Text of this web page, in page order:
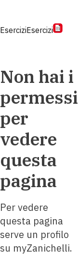
EserciziEsercizi
Non hai i
permessi
per
vedere
questa
pagina
Per vedere
questa pagina
serve un profilo
su myZanichelli.